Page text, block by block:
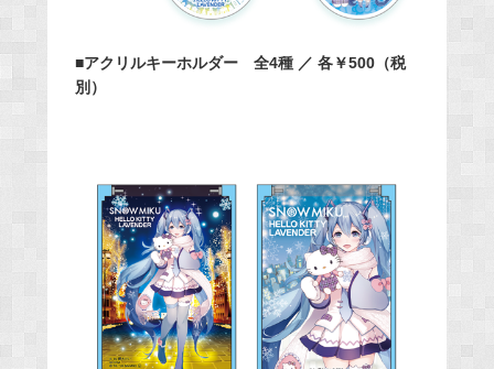
■アクリルキーホルダー 全4種 ／ 各￥500（税
別）